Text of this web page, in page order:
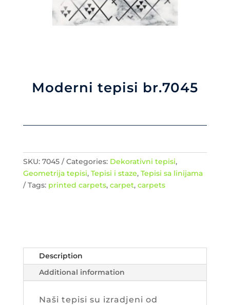
Moderni tepisi br.7045
SKU: 7045 Categories: Dekorativni tepisi,
Geometrija tepisi, Tepisi i staze, Tepisi sa linijama
Tags: printed carpets, carpet, carpets
Description
Additional information
Naši tepisi su izradjeni od